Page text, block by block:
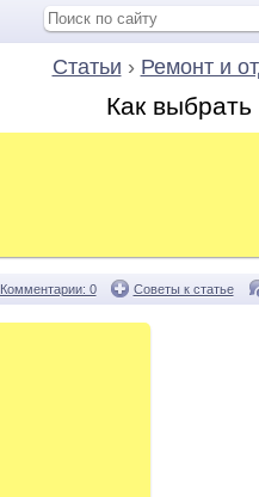
Статьи › Ремонт и
Как
Комментарии: 0 Советы к статье